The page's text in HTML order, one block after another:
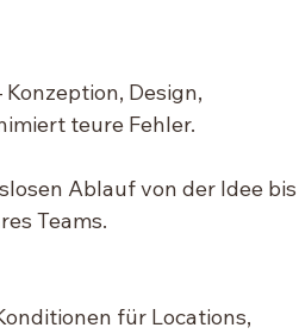
Design,
teure Fehler.
Ablauf von der Idee bis
Teams.
für Locations,